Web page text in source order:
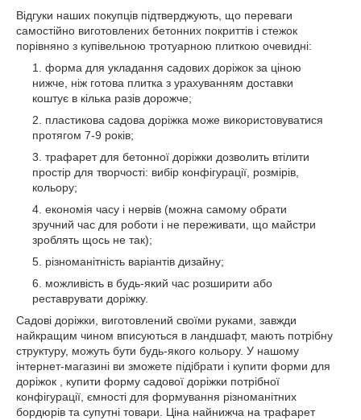
Відгуки наших покупців підтверджують, що переваги
самостійно виготовлених бетонних покриттів і стежок
порівняно з купівельною тротуарною плиткою очевидні:
форма для укладання садових доріжок за ціною
нижче, ніж готова плитка з урахуванням доставки
коштує в кілька разів дорожче;
пластикова садова доріжка може використовуватися
протягом 7-9 років;
трафарет для бетонної доріжки дозволить втілити
простір для творчості: вибір конфігурації, розмірів,
кольору;
економія часу і нервів (можна самому обрати
зручний час для роботи і не переживати, що майстри
зроблять щось не так);
різноманітність варіантів дизайну;
можливість в будь-який час розширити або
реставрувати доріжку.
Садові доріжки, виготовлений своїми руками, завжди
найкращим чином вписуються в ландшафт, мають потрібну
структуру, можуть бути будь-якого кольору. У нашому
інтернет-магазині ви зможете підібрати і купити форми для
доріжок , купити форму садової доріжки потрібної
конфігурації, ємності для формування різноманітних
бордюрів та супутні товари. Ціна найнижча на трафарет